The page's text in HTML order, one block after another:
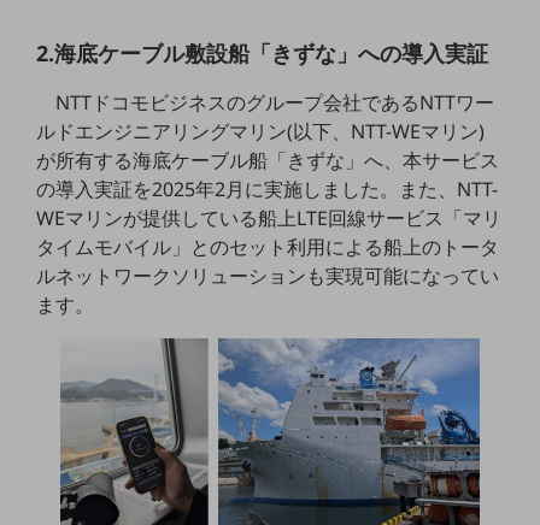
遠隔監視
顧客体験（CX）改善
自動化・省電化
人材不足解消
業種・業態で探す
業種・業態で探すTOP
自治体
医療・介護
モビリティ
2.海底ケーブル敷設船「きずな」への導入実証
NTTドコモビジネスのグループ会社であるNTTワー
ルドエンジニアリングマリン(以下、NTT-WEマリン)
が所有する海底ケーブル船「きずな」へ、本サービス
の導入実証を2025年2月に実施しました。また、NTT-
WEマリンが提供している船上LTE回線サービス「マリ
タイムモバイル」とのセット利用による船上のトータ
ルネットワークソリューションも実現可能になってい
ます。